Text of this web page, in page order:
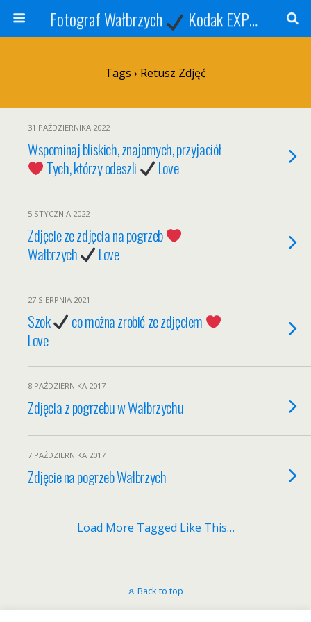
Fotograf Wałbrzych Kodak EXPRESS
Tags › Retusz Zdjęć
31 PAŹDZIERNIKA 2022
Wspominaj bliskich, znajomych, przyjaciół
Tych, którzy odeszli
Love
5 STYCZNIA 2022
Zdjęcie ze zdjęcia na pogrzeb
Wałbrzych
Love
27 SIERPNIA 2021
Szok
co można zrobić ze zdjęciem
Love
8 PAŹDZIERNIKA 2017
Zdjęcia z pogrzebu w Wałbrzychu
7 PAŹDZIERNIKA 2017
Zdjęcie na pogrzeb Wałbrzych
Load More Tagged Like This…
Back to top